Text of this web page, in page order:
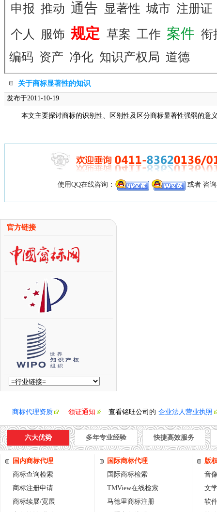
申报 推动 通告 显著性 城市 注册证
个人
服饰 规定 草案 工作 案件
编码 资产 净化 知识产权局 道德
关于商标显著性的知识
发布于2011-10-19
本文主要探讨商标的识别性、区别性及区分商标显著性强弱的意
使用QQ在线咨询： 或者 咨
官方链接
商标代理资质 领证通知 查看铭旺公司的 企业法人营业执照
六大优势 多年专业经验 快捷高效服务
国内商标代理
商标查询检索
商标注册申请
商标续展/宽展
国际商标代理
国际商标检索
TMView在线检索
马德里商标注册
版
音
文
软